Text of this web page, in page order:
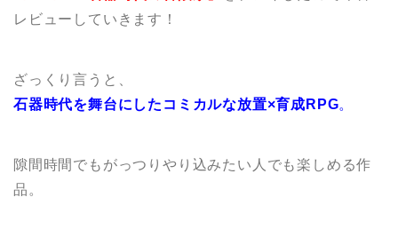
レビューしていきます！
ざっくり言うと、
石器時代を舞台にしたコミカルな放置×育成RPG。
隙間時間でもがっつりやり込みたい人でも楽しめる作
品。